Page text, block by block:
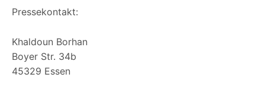
Pressekontakt:
Khaldoun Borhan
Boyer Str. 34b
45329 Essen